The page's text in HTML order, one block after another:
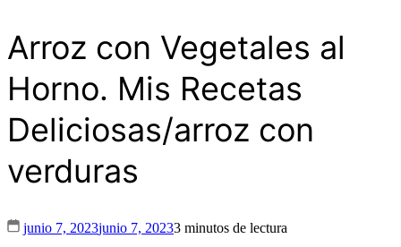
Arroz con Vegetales al
Horno. Mis Recetas
Deliciosas/arroz con
verduras
junio 7, 2023junio 7, 20233 minutos de lectura